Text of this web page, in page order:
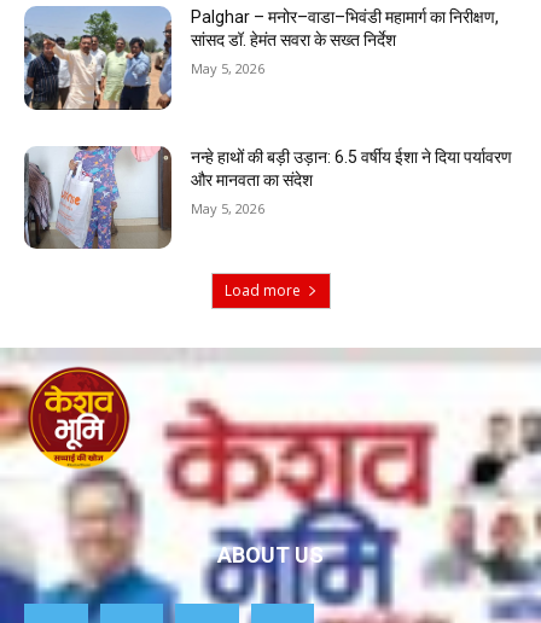
Palghar – मनोर–वाडा–भिवंडी महामार्ग का निरीक्षण,
सांसद डॉ. हेमंत सवरा के सख्त निर्देश
May 5, 2026
नन्हे हाथों की बड़ी उड़ान: 6.5 वर्षीय ईशा ने दिया पर्यावरण
और मानवता का संदेश
May 5, 2026
Load more
ABOUT US